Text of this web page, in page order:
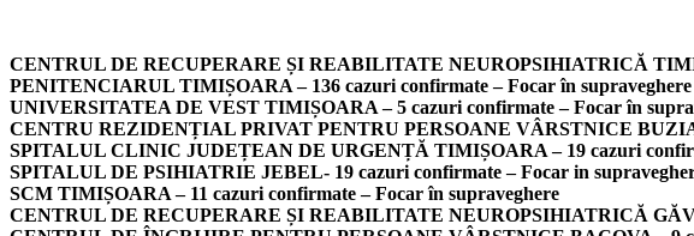
CENTRUL DE RECUPERARE ȘI REABILITATE NEUROPSIHIATRICĂ
PENITENCIARUL TIMIȘOARA – 136 cazuri confirmate – Focar în supraveghere
UNIVERSITATEA DE VEST TIMIȘOARA – 5 cazuri confirmate – Focar în
CENTRU REZIDENȚIAL PRIVAT PENTRU PERSOANE VÂRSTNICE
SPITALUL CLINIC JUDEȚEAN DE URGENȚĂ TIMIȘOARA – 19 cazuri
SPITALUL DE PSIHIATRIE JEBEL- 19 cazuri confirmate – Focar in
SCM TIMIȘOARA – 11 cazuri confirmate – Focar în supraveghere
CENTRUL DE RECUPERARE ȘI REABILITATE NEUROPSIHIATRICĂ